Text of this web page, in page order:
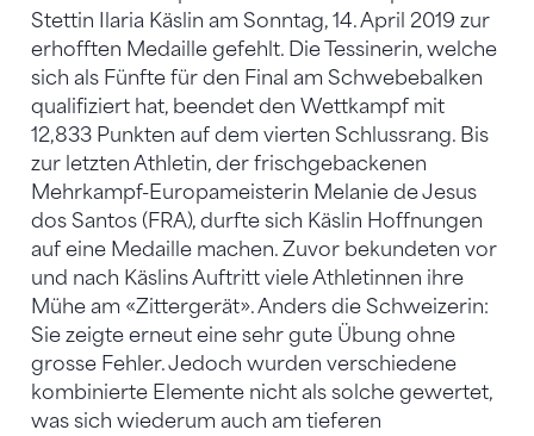
Stettin Ilaria Käslin am Sonntag, 14. April 2019 zur
erhofften Medaille gefehlt. Die Tessinerin, welche
sich als Fünfte für den Final am Schwebebalken
qualifiziert hat, beendet den Wettkampf mit
12,833 Punkten auf dem vierten Schlussrang. Bis
zur letzten Athletin, der frischgebackenen
Mehrkampf-Europameisterin Melanie de Jesus
dos Santos (FRA), durfte sich Käslin Hoffnungen
auf eine Medaille machen. Zuvor bekundeten vor
und nach Käslins Auftritt viele Athletinnen ihre
Mühe am «Zittergerät». Anders die Schweizerin:
Sie zeigte erneut eine sehr gute Übung ohne
grosse Fehler. Jedoch wurden verschiedene
kombinierte Elemente nicht als solche gewertet,
was sich wiederum auch am tieferen